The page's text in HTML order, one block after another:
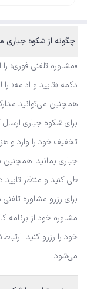
چگونه از شکوه جباری مشاوره تلفنی فوری و متنی بگیرم؟
«مشاوره تلفنی فوری»
دکمه «تایید و
همچنین می‌توانید
برای شکوه جباری
تخفیف خود را وارد و
جباری بمانید. همچنین
طی کنید و منتظر
برای رزرو مشاوره
مشاوره خود از
خود را رزرو کنید.
می‌شود.